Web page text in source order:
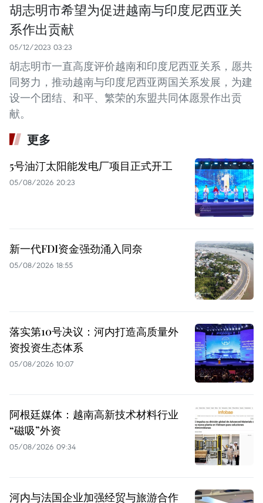
胡志明市希望为促进越南与印度尼西亚关
系作出贡献
05/12/2023 03:23
胡志明市一直高度评价越南和印度尼西亚关系，愿共
同努力，推动越南与印度尼西亚两国关系发展，为建
设一个团结、和平、繁荣的东盟共同体愿景作出贡
献。
更多
5号油汀太阳能发电厂项目正式开工
05/08/2026 20:23
新一代FDI资金强劲涌入同奈
05/08/2026 18:55
落实第10号决议：河内打造高质量外
资投资生态体系
05/08/2026 10:07
阿根廷媒体：越南高新技术材料行业
“磁吸”外资
05/08/2026 09:34
河内与法国企业加强经贸与旅游合作